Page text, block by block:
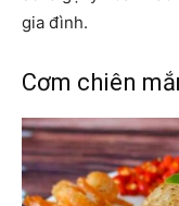
gia đình.
Cơm chiên